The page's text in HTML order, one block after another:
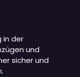
in der
und
sicher und